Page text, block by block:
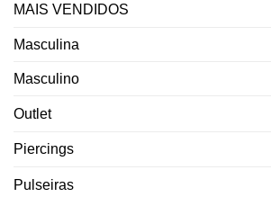
MAIS VENDIDOS
Masculina
Masculino
Outlet
Piercings
Pulseiras